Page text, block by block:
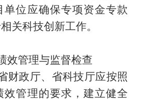
单位应确保专项资金专款
关科技创新工作。
效管理与监督检查
财政厅、 省科技厅应按照
效管理的要求，建立健全